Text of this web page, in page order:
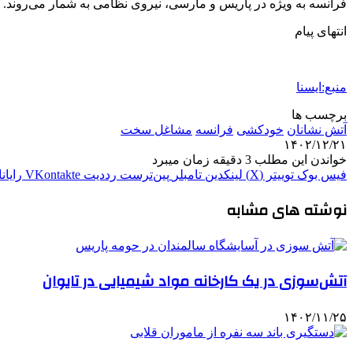
فرانسه به ویژه در پاریس و مارسی، نیروی نظامی به شمار می‌روند.
انتهای پیام
منبع:ایسنا
برچسب ها
آتش نشانان خودکشی فرانسه مشاغل سخت
۱۴۰۲/۱۲/۲۱
خواندن این مطلب 3 دقیقه زمان میبرد
فیس بوک توییتر (X) لینکدین ‫تامبلر ‫پین‌ترست ‫رددیت ‫VKontakte
نوشته های مشابه
آتش‌سوزی در یک کارخانه مواد شیمیایی در تایوان
۱۴۰۲/۱۱/۲۵